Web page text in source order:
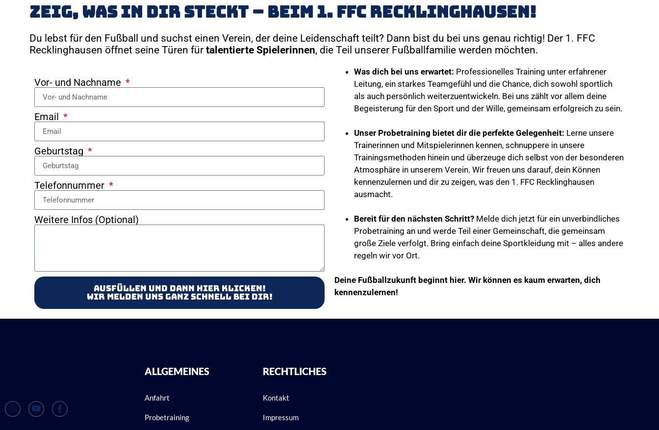
Zeig, was in dir steckt – beim 1. FFC Recklinghausen!
Du lebst für den Fußball und suchst einen Verein, der deine Leidenschaft teilt? Dann bist du bei uns genau richtig! Der 1. FFC
Recklinghausen öffnet seine Türen für talentierte Spielerinnen, die Teil unserer Fußballfamilie werden möchten.
Vor- und Nachname
Email
Geburtstag
Telefonnummer
Weitere Infos (Optional)
Ausfüllen und dann hier klicken!
Wir melden uns ganz schnell bei dir!
Was dich bei uns erwartet: Professionelles Training unter erfahrener
Leitung, ein starkes Teamgefühl und die Chance, dich sowohl sportlich
als auch persönlich weiterzuentwickeln. Bei uns zählt vor allem deine
Begeisterung für den Sport und der Wille, gemeinsam erfolgreich zu sein.
Unser Probetraining bietet dir die perfekte Gelegenheit: Lerne unsere
Trainerinnen und Mitspielerinnen kennen, schnuppere in unsere
Trainingsmethoden hinein und überzeuge dich selbst von der besonderen
Atmosphäre in unserem Verein. Wir freuen uns darauf, dein Können
kennenzulernen und dir zu zeigen, was den 1. FFC Recklinghausen
ausmacht.
Bereit für den nächsten Schritt? Melde dich jetzt für ein unverbindliches
Probetraining an und werde Teil einer Gemeinschaft, die gemeinsam
große Ziele verfolgt. Bring einfach deine Sportkleidung mit – alles andere
regeln wir vor Ort.
Deine Fußballzukunft beginnt hier. Wir können es kaum erwarten, dich
kennenzulernen!
ALLGEMEINES
Anfahrt
Probetraining
RECHTLICHES
Kontakt
Impressum